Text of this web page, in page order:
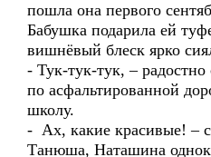
пошла она первого
Бабушка подарила ей
вишнёвый блеск ярко
- Тук-тук-тук, – радостно
по асфальтированной
школу.
- Ах, какие красивые! –
Танюша, Наташина